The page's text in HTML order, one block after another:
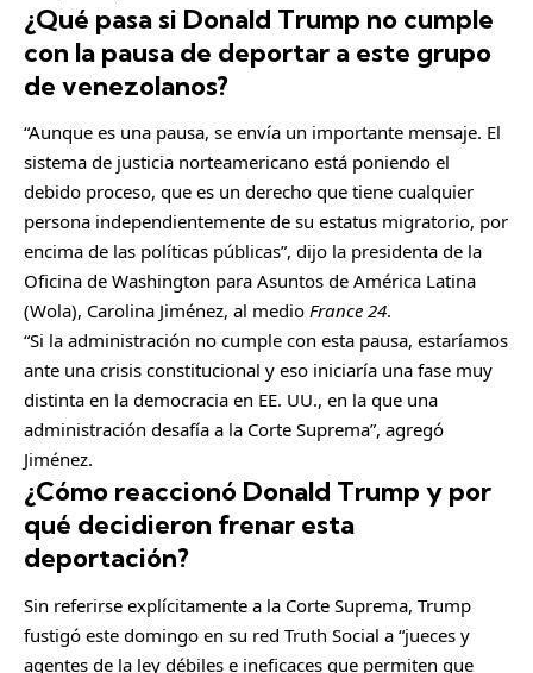
¿Qué pasa si Donald Trump no cumple
con la pausa de deportar a este grupo
de venezolanos?
“Aunque es una pausa, se envía un importante mensaje. El
sistema de justicia norteamericano está poniendo el
debido proceso, que es un derecho que tiene cualquier
persona independientemente de su estatus migratorio, por
encima de las políticas públicas”, dijo la presidenta de la
Oficina de Washington para Asuntos de América Latina
(Wola), Carolina Jiménez, al medio France 24.
“Si la administración no cumple con esta pausa, estaríamos
ante una crisis constitucional y eso iniciaría una fase muy
distinta en la democracia en EE. UU., en la que una
administración desafía a la Corte Suprema”, agregó
Jiménez.
¿Cómo reaccionó Donald Trump y por
qué decidieron frenar esta
deportación?
Sin referirse explícitamente a la Corte Suprema, Trump
fustigó este domingo en su red Truth Social a “jueces y
agentes de la ley débiles e ineficaces que permiten que